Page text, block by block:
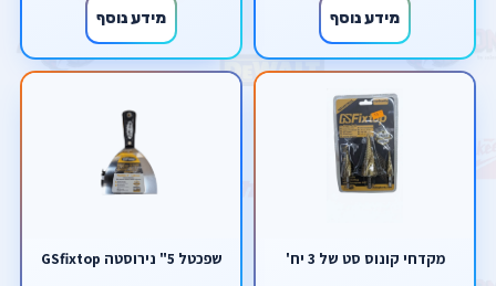
מידע נוסף מידע נוסף
מקדחי קונוס סט של 3 יח' שפכטל 5" נירוסטה GSfixtop